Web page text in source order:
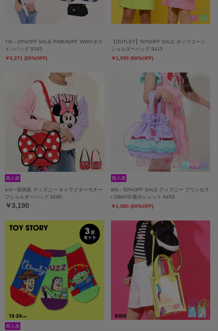
7/9～20%OFF SALE PINKHUNT 3WAYボス
トンバッグ 9343
￥5,271 (20%OFF)
【OUTLET】50%OFF SALE ポップコーン
ショルダーバッグ 9415
￥1,595 (50%OFF)
4/3一部再販 ディズニー キャラクターモチー
フショルダーバッグ 9280
￥3,190
8/6～50%OFF SALE ディズニー プリンセス
/ 2WAY巾着ポシェット 9453
￥1,980 (50%OFF)